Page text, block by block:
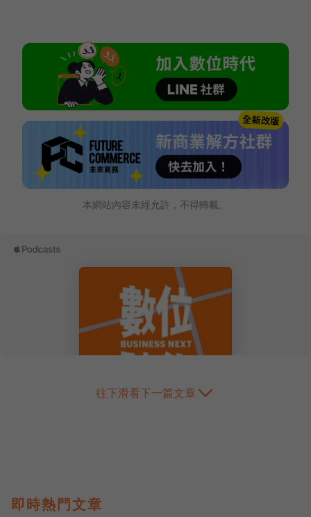
本網站內容未經允許，不得轉載。
往下滑看下一篇文章
即時熱門文章